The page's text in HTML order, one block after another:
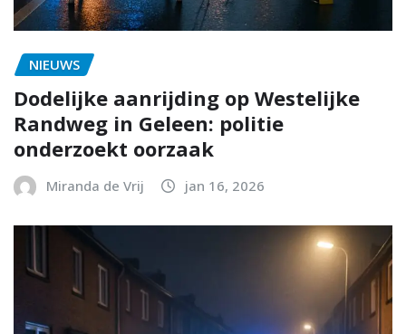
NIEUWS
Dodelijke aanrijding op Westelijke
Randweg in Geleen: politie
onderzoekt oorzaak
Miranda de Vrij jan 16, 2026